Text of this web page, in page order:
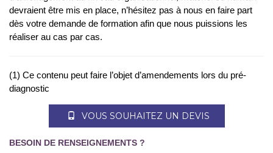
devraient être mis en place, n’hésitez pas à nous en faire part
dès votre demande de formation afin que nous puissions les
réaliser au cas par cas.
(1) Ce contenu peut faire l’objet d’amendements lors du pré-
diagnostic
VOUS SOUHAITEZ UN DEVIS
BESOIN DE RENSEIGNEMENTS ?